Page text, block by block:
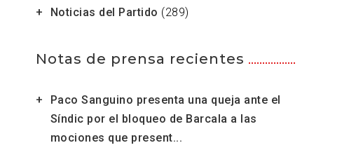
Noticias del Partido (289)
Notas de prensa recientes
Paco Sanguino presenta una queja ante el
Síndic por el bloqueo de Barcala a las
mociones que present...